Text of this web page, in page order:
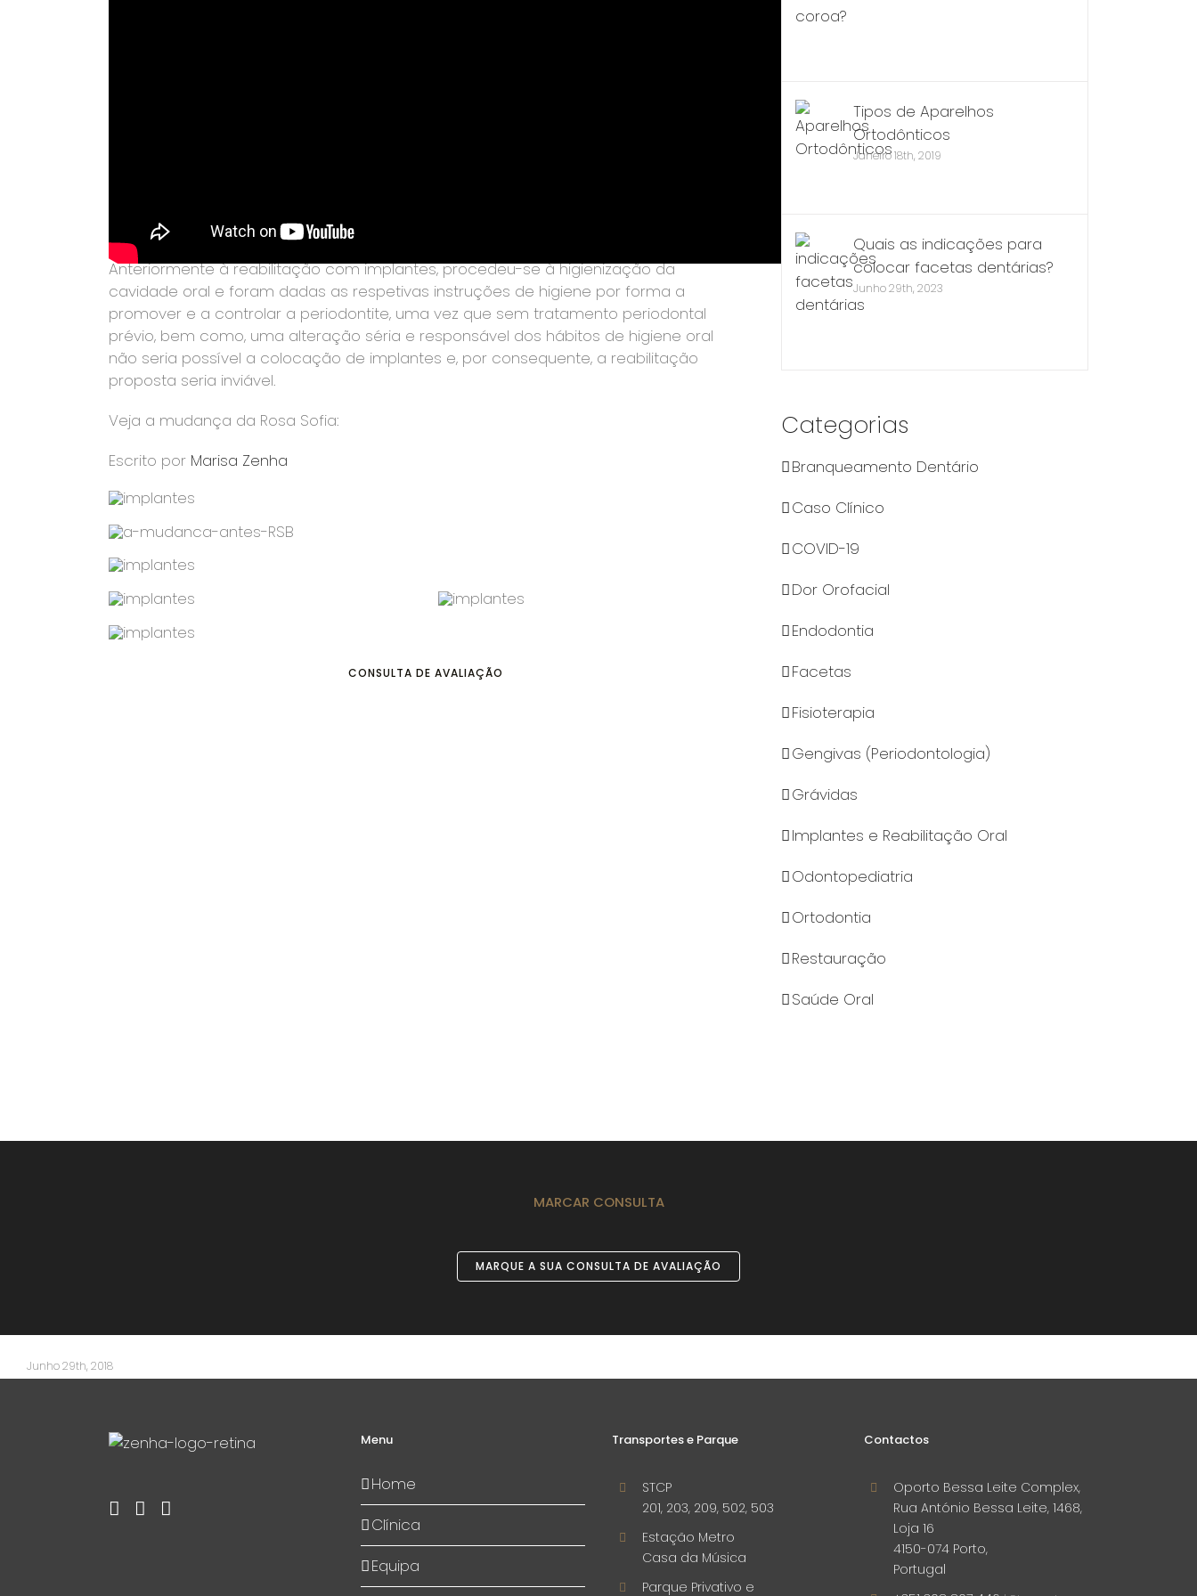
estético.
Anteriormente à reabilitação com implantes, procedeu-se à higienização da
cavidade oral e foram dadas as respetivas instruções de higiene por forma a
promover e a controlar a periodontite, uma vez que sem tratamento periodontal
prévio, bem como, uma alteração séria e responsável dos hábitos de higiene oral
não seria possível a colocação de implantes e, por consequente, a reabilitação
proposta seria inviável.
Veja a mudança da Rosa Sofia:
Escrito por Marisa Zenha
CONSULTA DE AVALIAÇÃO
Tipos de Aparelhos
Ortodônticos
Janeiro 18th, 2019
Quais as indicações para
colocar facetas dentárias?
Junho 29th, 2023
Categorias
Branqueamento Dentário
Caso Clínico
COVID-19
Dor Orofacial
Endodontia
Facetas
Fisioterapia
Gengivas (Periodontologia)
Grávidas
Implantes e Reabilitação Oral
Odontopediatria
Ortodontia
Restauração
Saúde Oral
MARCAR CONSULTA
MARQUE A SUA CONSULTA DE AVALIAÇÃO
Junho 29th, 2018
Menu
Home
Clínica
Equipa
Transportes e Parque
STCP
201, 203, 209, 502, 503
Estação Metro
Casa da Música
Parque Privativo e
Contactos
Oporto Bessa Leite Complex,
Rua António Bessa Leite, 1468,
Loja 16
4150-074 Porto,
Portugal